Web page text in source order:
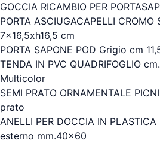
GOCCIA RICAMBIO PER
PORTA ASCIUGACAPELLI
7x16,5xh16,5 cm
PORTA SAPONE POD Grigio cm
TENDA IN PVC QUADRIFOGLIO
Multicolor
SEMI PRATO ORNAMENTALE
prato
ANELLI PER DOCCIA IN
esterno mm.40x60